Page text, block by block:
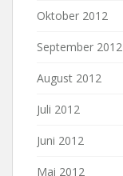
Oktober 2012
September 2012
August 2012
Juli 2012
Juni 2012
Mai 2012